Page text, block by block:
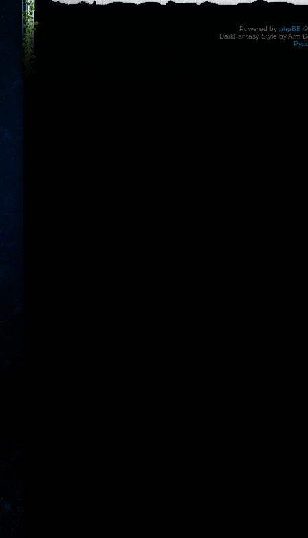
Powered by phpBB
DarkFantasy Style by Arm